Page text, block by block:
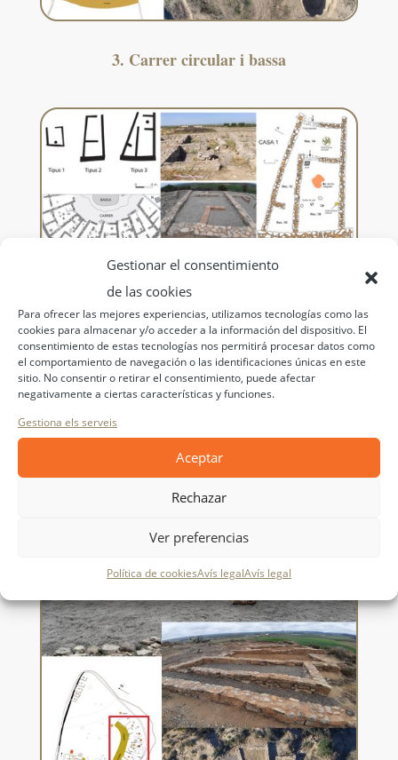
Gestionar el consentimiento
de las cookies
Para ofrecer las mejores experiencias, utilizamos tecnologías como las
cookies para almacenar y/o acceder a la información del dispositivo. El
consentimiento de estas tecnologías nos permitirá procesar datos como
el comportamiento de navegación o las identificaciones únicas en este
sitio. No consentir o retirar el consentimiento, puede afectar
negativamente a ciertas características y funciones.
Gestiona els serveis
Aceptar
Rechazar
Ver preferencias
Política de cookiesAvís legalAvís legal
3. Carrer circular i bassa
4. Barri de cases complexes